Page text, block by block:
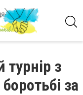
турнір з
за